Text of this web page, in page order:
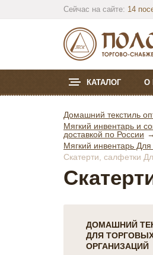
Сейчас на сайте: 14
КАТАЛОГ О
Домашний текстиль
Мягкий инвентарь и
доставкой по России
Мягкий инвентарь
Скатерти, салфетки
ДОМАШНИЙ
ДЛЯ
ОРГАНИЗАЦИЙ